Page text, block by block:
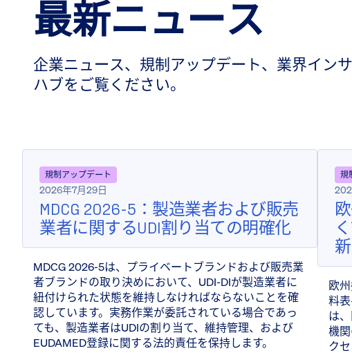
最新ニュース
企業ニュース、規制アップデート、業界イン
ハブをご覧ください。
規制アップデート
2026年7月29日
MDCG 2026-5：製造業者および販売
業者に関するUDI割り当ての明確化
MDCG 2026-5は、プライベートブランドおよび販売業
者ブランドの取り決めにおいて、UDI-DIが製造業者に
紐付けられた状態を維持しなければならないことを確
認しています。実務作業が委託されている場合であっ
ても、製造業者はUDIの割り当て、維持管理、および
EUDAMED登録に関する法的責任を保持します。
規
欧
料
は
機
ク